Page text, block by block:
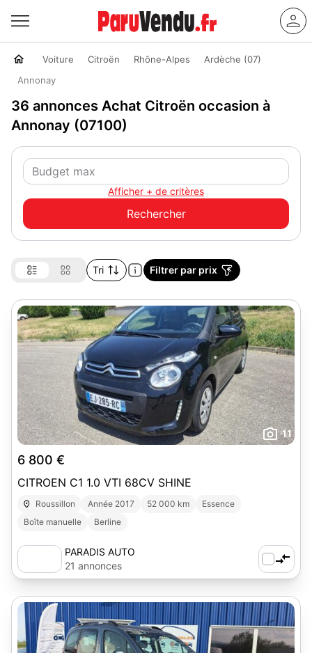
Voiture Citroën Rhône-Alpes
Ardèche (07)
Annonay
36 annonces Achat Citroën occasion à
Annonay (07100)
Afficher + de critères
Tri Filtrer par prix
11
6 800 €
CITROEN C1 1.0 VTI 68CV SHINE
Roussillon Année 2017 52 000 km
Essence
Boîte manuelle
Berline
PARADIS AUTO
21 annonces